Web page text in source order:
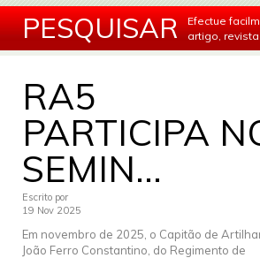
PESQUISAR
Efectue
artigo,
RA5
PARTICIPA
SEMIN...
Escrito por
19 Nov 2025
Em novembro de 2025, o Capitão de
João Ferro Constantino, do Regimento de